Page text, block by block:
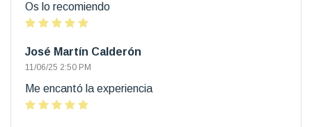
Os lo recomiendo
José Martín Calderón
11/06/25 2:50 PM
Me encantó la experiencia